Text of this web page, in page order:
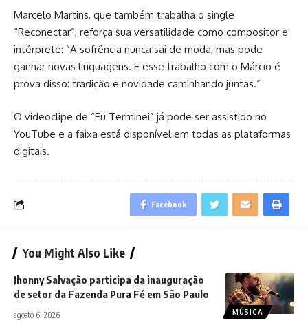
Marcelo Martins, que também trabalha o single
“Reconectar”, reforça sua versatilidade como compositor e
intérprete: “A sofrência nunca sai de moda, mas pode
ganhar novas linguagens. E esse trabalho com o Márcio é
prova disso: tradição e novidade caminhando juntas.”
O videoclipe de “Eu Terminei” já pode ser assistido no
YouTube e a faixa está disponível em todas as plataformas
digitais.
Facebook
You Might Also Like
MÚSICA
Jhonny Salvação participa da inauguração
de setor da Fazenda Pura Fé em São Paulo
agosto 6, 2026